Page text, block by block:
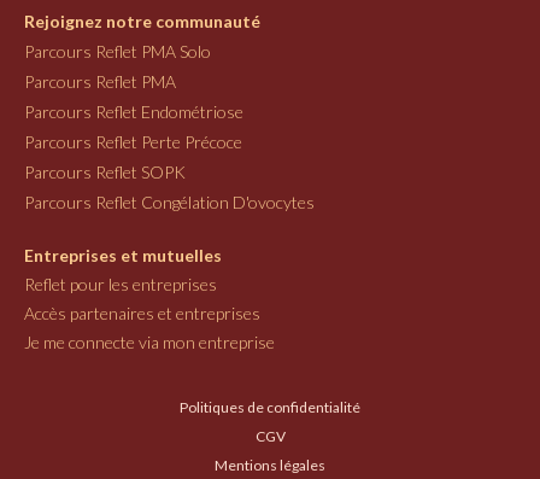
Rejoignez notre communauté
Parcours Reflet PMA Solo
Parcours Reflet PMA
Parcours Reflet Endométriose
Parcours Reflet Perte Précoce
Parcours Reflet SOPK
Parcours Reflet Congélation D'ovocytes
Entreprises et mutuelles
Reflet pour les entreprises
Accès partenaires et entreprises
Je me connecte via mon entreprise
Politiques de confidentialité
CGV
Mentions légales